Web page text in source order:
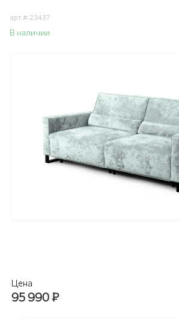
арт.# 23437
В наличии
Цена
95 990₽